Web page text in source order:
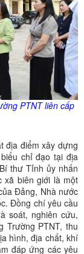
PTNT liên cấp
địa điểm xây dựng
chỉ đạo tại địa
thư Tỉnh ủy nhấn
xã biên giới là một
Đảng, Nhà nước
Đồng chí yêu cầu
soát, nghiên cứu,
Trường PTNT, thu
hình, địa chất, khí
đáp ứng các yêu